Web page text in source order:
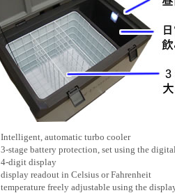
Intelligent, automatic turbo cooler
3-stage battery protection, set using the
4-digit display
display readout in Celsius or Fahrenheit
temperature freely adjustable using the